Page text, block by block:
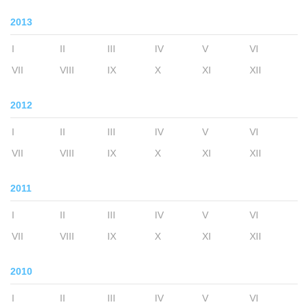
2013
I II III IV V
VI
VII
VIII IX X XI XII
2012
I II III IV V
VI
VII
VIII IX X XI XII
2011
I II III IV V
VI
VII
VIII IX X XI XII
2010
I II III IV V
VI